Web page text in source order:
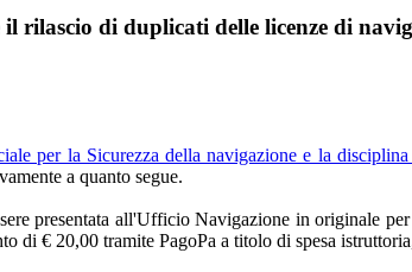
rilascio di duplicati delle licenze di
per la Sicurezza della navigazione e la
a quanto segue.
presentata all'Ufficio Navigazione in originale
di € 20,00 tramite PagoPa a titolo di spesa